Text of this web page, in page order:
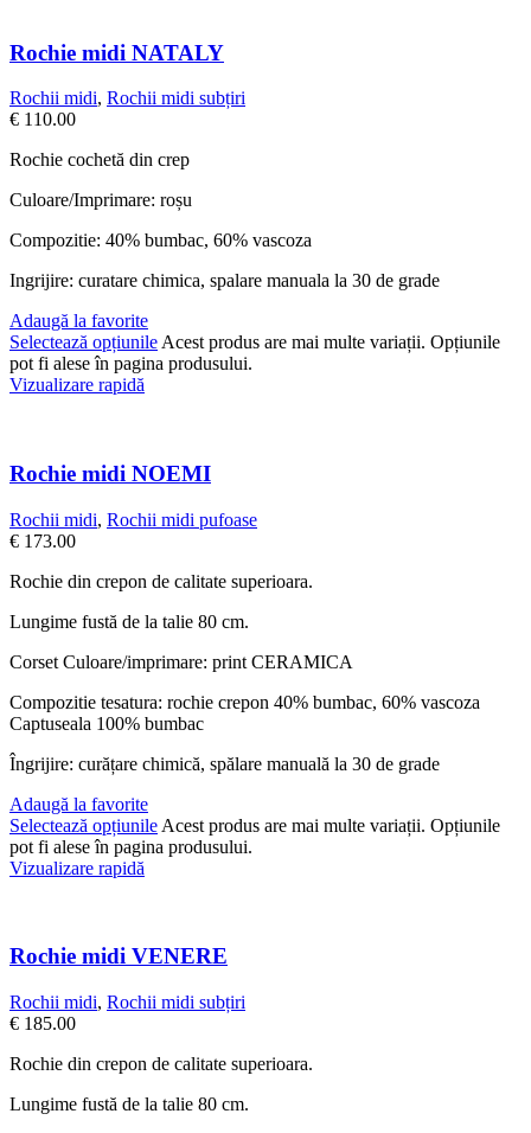
Rochie midi NATALY
Rochii midi, Rochii midi subțiri
€ 110.00
Rochie cochetă din crep
Culoare/Imprimare: roșu
Compozitie: 40% bumbac, 60% vascoza
Ingrijire: curatare chimica, spalare manuala la 30 de grade
Adaugă la favorite
Selectează opțiunile Acest produs are mai multe variații. Opțiunile
pot fi alese în pagina produsului.
Vizualizare rapidă
Rochie midi NOEMI
Rochii midi, Rochii midi pufoase
€ 173.00
Rochie din crepon de calitate superioara.
Lungime fustă de la talie 80 cm.
Corset Culoare/imprimare: print CERAMICA
Compozitie tesatura: rochie crepon 40% bumbac, 60% vascoza
Captuseala 100% bumbac
Îngrijire: curățare chimică, spălare manuală la 30 de grade
Adaugă la favorite
Selectează opțiunile Acest produs are mai multe variații. Opțiunile
pot fi alese în pagina produsului.
Vizualizare rapidă
Rochie midi VENERE
Rochii midi, Rochii midi subțiri
€ 185.00
Rochie din crepon de calitate superioara.
Lungime fustă de la talie 80 cm.